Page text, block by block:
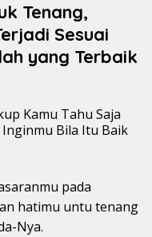
Tenang,
Sesuai
yang Terbaik
pada
hatimu untu tenang
Nya.